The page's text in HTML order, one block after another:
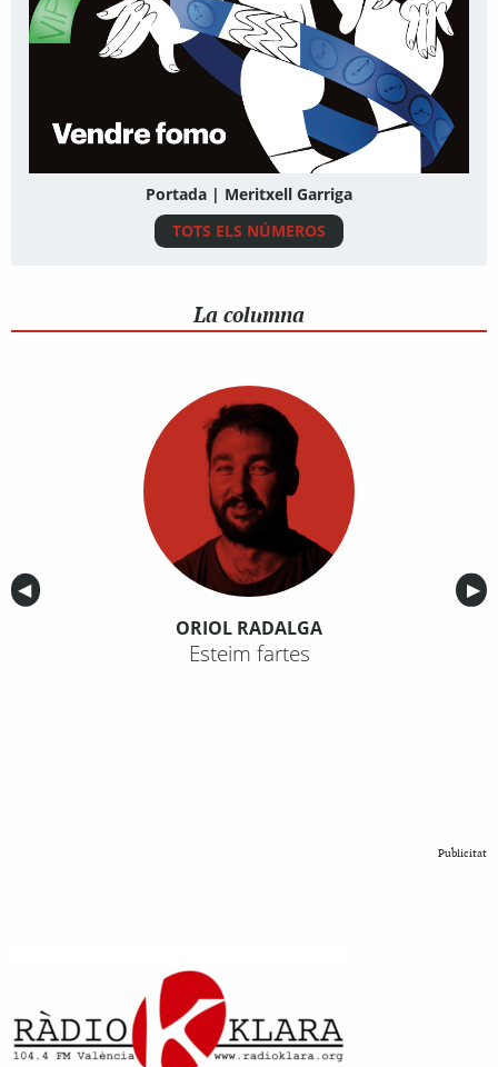
Portada | Meritxell Garriga
TOTS ELS NÚMEROS
La columna
Anterior
◀︎ ▶︎
ORIOL RADALGA
Esteim fartes
Publicitat